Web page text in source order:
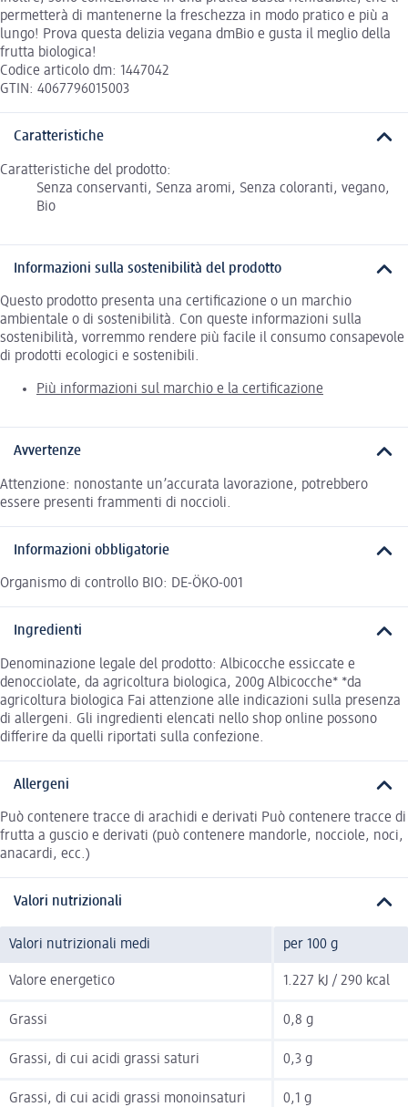
permetterà di mantenerne la freschezza in modo pratico e più a
lungo! Prova questa delizia vegana dmBio e gusta il meglio della
frutta biologica!
Codice articolo dm: 1447042
GTIN: 4067796015003
Caratteristiche
Caratteristiche del prodotto:
Senza conservanti, Senza aromi, Senza coloranti, vegano,
Bio
Informazioni sulla sostenibilità del prodotto
Questo prodotto presenta una certificazione o un marchio
ambientale o di sostenibilità. Con queste informazioni sulla
sostenibilità, vorremmo rendere più facile il consumo consapevole
di prodotti ecologici e sostenibili.
Più informazioni sul marchio e la certificazione
Avvertenze
Attenzione: nonostante un’accurata lavorazione, potrebbero
essere presenti frammenti di noccioli.
Informazioni obbligatorie
Organismo di controllo BIO: DE-ÖKO-001
Ingredienti
Denominazione legale del prodotto: Albicocche essiccate e
denocciolate, da agricoltura biologica, 200g Albicocche* *da
agricoltura biologica Fai attenzione alle indicazioni sulla presenza
di allergeni. Gli ingredienti elencati nello shop online possono
differire da quelli riportati sulla confezione.
Allergeni
Può contenere tracce di arachidi e derivati Può contenere tracce di
frutta a guscio e derivati (può contenere mandorle, nocciole, noci,
anacardi, ecc.)
Valori nutrizionali
Valori nutrizionali medi per 100 g
Valore energetico 1.227 kJ / 290 kcal
Grassi 0,8 g
Grassi, di cui acidi grassi saturi 0,3 g
Grassi, di cui acidi grassi monoinsaturi 0,1 g